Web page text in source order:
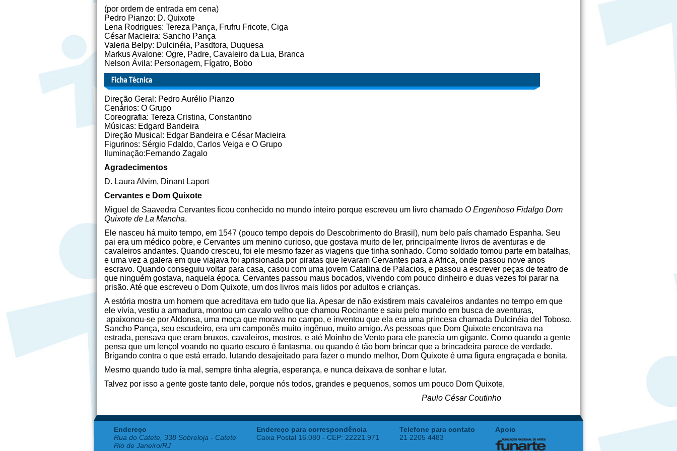
(por ordem de entrada em cena)
Pedro Pianzo: D. Quixote
Lena Rodrigues: Tereza Pança, Frufru Fricote, Ciga
César Macieira: Sancho Pança
Valeria Belpy: Dulcinéia, Pasdtora, Duquesa
Markus Avalone: Ogre, Padre, Cavaleiro da Lua, Branca
Nelson Ávila: Personagem, Fígatro, Bobo
Direção Geral: Pedro Aurélio Pianzo
Cenários: O Grupo
Coreografia: Tereza Cristina, Constantino
Músicas: Edgard Bandeira
Direção Musical: Edgar Bandeira e César Macieira
Figurinos: Sérgio Fdaldo, Carlos Veiga e O Grupo
Iluminação:Fernando Zagalo
Agradecimentos
D. Laura Alvim, Dinant Laport
Cervantes e Dom Quixote
Miguel de Saavedra Cervantes ficou conhecido no mundo inteiro porque escreveu um livro chamado O Engenhoso Fidalgo Dom
Quixote de La Mancha.
Ele nasceu há muito tempo, em 1547 (pouco tempo depois do Descobrimento do Brasil), num belo país chamado Espanha. Seu
pai era um médico pobre, e Cervantes um menino curioso, que gostava muito de ler, principalmente livros de aventuras e de
cavaleiros andantes. Quando cresceu, foi ele mesmo fazer as viagens que tinha sonhado. Como soldado tomou parte em batalhas,
e uma vez a galera em que viajava foi aprisionada por piratas que levaram Cervantes para a Africa, onde passou nove anos
escravo. Quando conseguiu voltar para casa, casou com uma jovem Catalina de Palacios, e passou a escrever peças de teatro de
que ninguém gostava, naquela época. Cervantes passou maus bocados, vivendo com pouco dinheiro e duas vezes foi parar na
prisão. Até que escreveu o Dom Quixote, um dos livros mais lidos por adultos e crianças.
A estória mostra um homem que acreditava em tudo que lia. Apesar de não existirem mais cavaleiros andantes no tempo em que
ele vivia, vestiu a armadura, montou um cavalo velho que chamou Rocinante e saiu pelo mundo em busca de aventuras,
apaixonou-se por Aldonsa, uma moça que morava no campo, e inventou que ela era uma princesa chamada Dulcinéia del Toboso.
Sancho Pança, seu escudeiro, era um camponês muito ingênuo, muito amigo. As pessoas que Dom Quixote encontrava na
estrada, pensava que eram bruxos, cavaleiros, mostros, e até Moinho de Vento para ele parecia um gigante. Como quando a gente
pensa que um lençol voando no quarto escuro é fantasma, ou quando é tão bom brincar que a brincadeira parece de verdade.
Brigando contra o que está errado, lutando desajeitado para fazer o mundo melhor, Dom Quixote é uma figura engraçada e bonita.
Mesmo quando tudo ía mal, sempre tinha alegria, esperança, e nunca deixava de sonhar e lutar.
Talvez por isso a gente goste tanto dele, porque nós todos, grandes e pequenos, somos um pouco Dom Quixote,
Paulo César Coutinho
Endereço
Rua do Catete, 338 Sobreloja - Catete
Rio de Janeiro/RJ
Endereço para correspondência
Caixa Postal 16.080 - CEP: 22221.971
Telefone para contato
21 2205 4483
Apoio